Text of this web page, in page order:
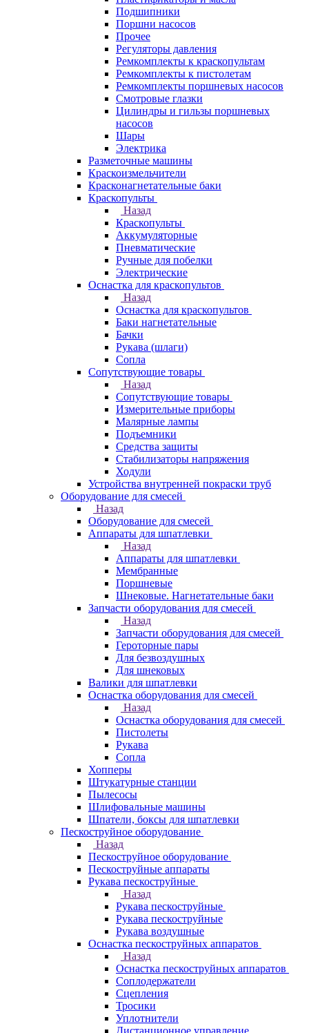
Подшипники
Поршни насосов
Прочее
Регуляторы давления
Ремкомплекты к краскопультам
Ремкомплекты к пистолетам
Ремкомплекты поршневых насосов
Смотровые глазки
Цилиндры и гильзы поршневых
насосов
Шары
Электрика
Разметочные машины
Краскоизмельчители
Красконагнетательные баки
Краскопульты
Назад
Краскопульты
Аккумуляторные
Пневматические
Ручные для побелки
Электрические
Оснастка для краскопультов
Назад
Оснастка для краскопультов
Баки нагнетательные
Бачки
Рукава (шлаги)
Сопла
Сопутствующие товары
Назад
Сопутствующие товары
Измерительные приборы
Малярные лампы
Подъемники
Средства защиты
Стабилизаторы напряжения
Ходули
Устройства внутренней покраски труб
Оборудование для смесей
Назад
Оборудование для смесей
Аппараты для шпатлевки
Назад
Аппараты для шпатлевки
Мембранные
Поршневые
Шнековые. Нагнетательные баки
Запчасти оборудования для смесей
Назад
Запчасти оборудования для смесей
Героторные пары
Для безвоздушных
Для шнековых
Валики для шпатлевки
Оснастка оборудования для смесей
Назад
Оснастка оборудования для смесей
Пистолеты
Рукава
Сопла
Хопперы
Штукатурные станции
Пылесосы
Шлифовальные машины
Шпатели, боксы для шпатлевки
Пескоструйное оборудование
Назад
Пескоструйное оборудование
Пескоструйные аппараты
Рукава пескоструйные
Назад
Рукава пескоструйные
Рукава пескоструйные
Рукава воздушные
Оснастка пескоструйных аппаратов
Назад
Оснастка пескоструйных аппаратов
Соплодержатели
Сцепления
Тросики
Уплотнители
Дистанционное управление